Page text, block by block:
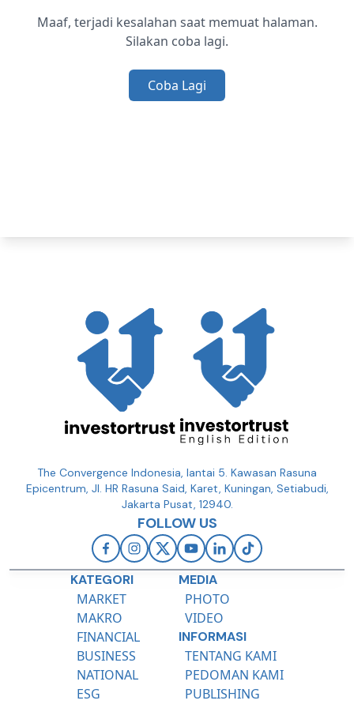
Maaf, terjadi kesalahan saat memuat halaman.
Silakan coba lagi.
Coba Lagi
The Convergence Indonesia, lantai 5. Kawasan Rasuna
Epicentrum, Jl. HR Rasuna Said, Karet, Kuningan, Setiabudi,
Jakarta Pusat, 12940.
FOLLOW US
KATEGORI
MARKET
MAKRO
FINANCIAL
BUSINESS
NATIONAL
ESG
MEDIA
PHOTO
VIDEO
INFORMASI
TENTANG KAMI
PEDOMAN KAMI
PUBLISHING